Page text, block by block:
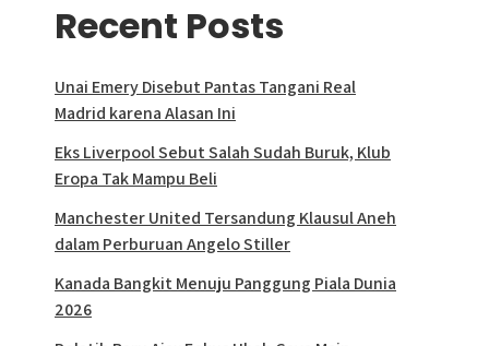
Recent Posts
Unai Emery Disebut Pantas Tangani Real
Madrid karena Alasan Ini
Eks Liverpool Sebut Salah Sudah Buruk, Klub
Eropa Tak Mampu Beli
Manchester United Tersandung Klausul Aneh
dalam Perburuan Angelo Stiller
Kanada Bangkit Menuju Panggung Piala Dunia
2026